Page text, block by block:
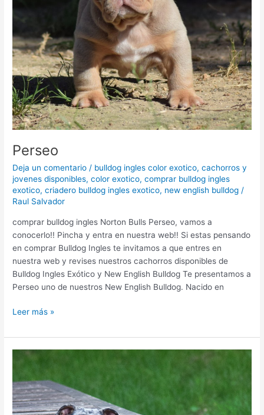
Perseo
Deja un comentario / bulldog ingles color exotico,cachorros y
jovenes disponibles,color exotico,comprar bulldog ingles
exotico,criadero bulldog ingles exotico, new english bulldog /
Raul Salvador
comprar bulldog ingles Norton Bulls Perseo, vamos a
conocerlo!! Pincha y entra en nuestra web!! Si estas pensando
en comprar Bulldog Ingles te invitamos a que entres en
nuestra web y revises nuestros cachorros disponibles de
Bulldog Ingles Exótico y New English Bulldog Te presentamos a
Perseo uno de nuestros New English Bulldog. Nacido en
Leer más »
Norton
Bulls
Tao